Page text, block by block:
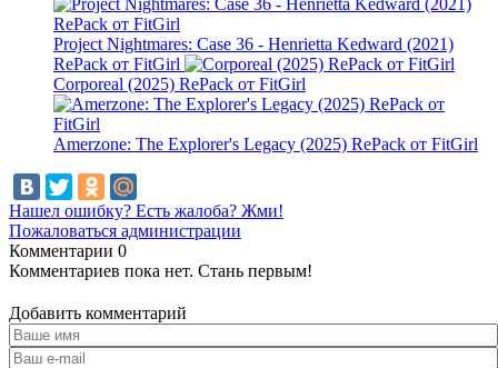
Project Nightmares: Case 36 - Henrietta Kedward (2021)
RePack от FitGirl
Corporeal (2025) RePack от FitGirl
Amerzone: The Explorer's Legacy (2025) RePack от FitGirl
Нашел ошибку? Есть жалоба? Жми!
Пожаловаться администрации
Комментарии 0
Комментариев пока нет. Стань первым!
Добавить комментарий